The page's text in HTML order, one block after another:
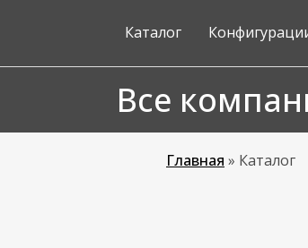
Каталог
Все
Главная » Каталог